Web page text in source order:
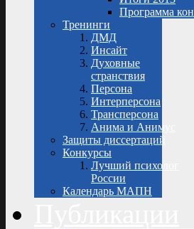
Программа
Тренинги
ДМД
Инсайт
Духовные
странствия
Персона
Интерперсона
Трансперсона
Анима и Анимус
Защиты диссертаций
Конкурсы
Лучший психолог
России
Календарь МАПН